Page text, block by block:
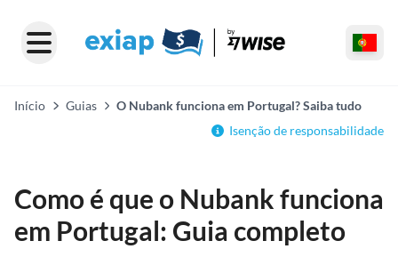
Início Guias
O Nubank funciona em Portugal? Saiba tudo
Isenção de responsabilidade
Como é que o Nubank funciona
em Portugal: Guia completo